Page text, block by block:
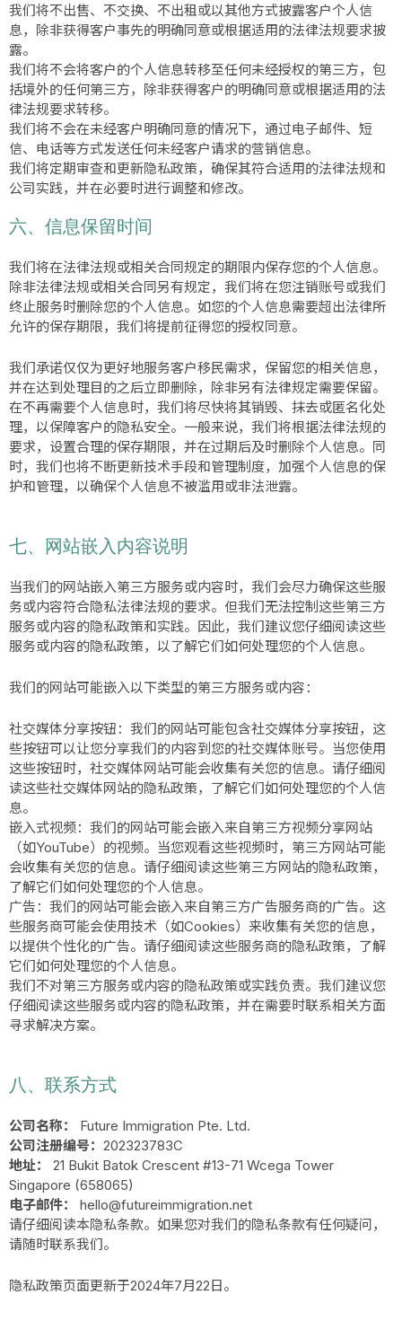
我们将不出售、不交换、不出租或以其他方式披露客户个人信
息，除非获得客户事先的明确同意或根据适用的法律法规要求披
露。
我们将不会将客户的个人信息转移至任何未经授权的第三方，包
括境外的任何第三方，除非获得客户的明确同意或根据适用的法
律法规要求转移。
我们将不会在未经客户明确同意的情况下，通过电子邮件、短
信、电话等方式发送任何未经客户请求的营销信息。
我们将定期审查和更新隐私政策，确保其符合适用的法律法规和
公司实践，并在必要时进行调整和修改。
六、信息保留时间
我们将在法律法规或相关合同规定的期限内保存您的个人信息。
除非法律法规或相关合同另有规定，我们将在您注销账号或我们
终止服务时删除您的个人信息。如您的个人信息需要超出法律所
允许的保存期限，我们将提前征得您的授权同意。
我们承诺仅仅为更好地服务客户移民需求，保留您的相关信息，
并在达到处理目的之后立即删除，除非另有法律规定需要保留。
在不再需要个人信息时，我们将尽快将其销毁、抹去或匿名化处
理，以保障客户的隐私安全。一般来说，我们将根据法律法规的
要求，设置合理的保存期限，并在过期后及时删除个人信息。同
时，我们也将不断更新技术手段和管理制度，加强个人信息的保
护和管理，以确保个人信息不被滥用或非法泄露。
七、网站嵌入内容说明
当我们的网站嵌入第三方服务或内容时，我们会尽力确保这些服
务或内容符合隐私法律法规的要求。但我们无法控制这些第三方
服务或内容的隐私政策和实践。因此，我们建议您仔细阅读这些
服务或内容的隐私政策，以了解它们如何处理您的个人信息。
我们的网站可能嵌入以下类型的第三方服务或内容：
社交媒体分享按钮：我们的网站可能包含社交媒体分享按钮，这
些按钮可以让您分享我们的内容到您的社交媒体账号。当您使用
这些按钮时，社交媒体网站可能会收集有关您的信息。请仔细阅
读这些社交媒体网站的隐私政策，了解它们如何处理您的个人信
息。
嵌入式视频：我们的网站可能会嵌入来自第三方视频分享网站
（如YouTube）的视频。当您观看这些视频时，第三方网站可能
会收集有关您的信息。请仔细阅读这些第三方网站的隐私政策，
了解它们如何处理您的个人信息。
广告：我们的网站可能会嵌入来自第三方广告服务商的广告。这
些服务商可能会使用技术（如Cookies）来收集有关您的信息，
以提供个性化的广告。请仔细阅读这些服务商的隐私政策，了解
它们如何处理您的个人信息。
我们不对第三方服务或内容的隐私政策或实践负责。我们建议您
仔细阅读这些服务或内容的隐私政策，并在需要时联系相关方面
寻求解决方案。
八、联系方式
公司名称：
Future Immigration Pte. Ltd.
公司注册编号： 202323783C
地址：
21 Bukit Batok Crescent #13-71 Wcega Tower
Singapore (658065)
电子邮件：
hello@futureimmigration.net
请仔细阅读本隐私条款。如果您对我们的隐私条款有任何疑问，
请随时联系我们。
隐私政策页面更新于2024年7月22日。